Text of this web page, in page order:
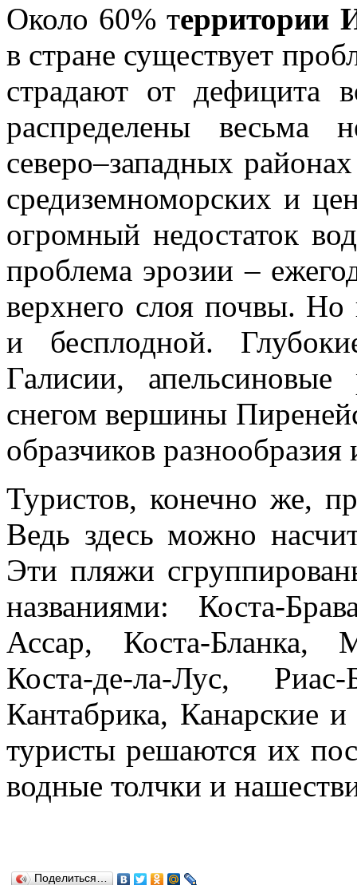
Около 60% территории
в стране существует
страдают от дефицита
распределены весьма
северо–западных
средиземноморских и
огромный недостаток
проблема эрозии –
верхнего слоя почвы. Но
и бесплодной.
Галисии,
снегом вершины
образчиков
Туристов, конечно же,
Ведь здесь можно
Эти пляжи
названиями: Коста-
Ассар, Коста-Бланка,
Коста-де-ла-Лус,
Кантабрика, Канарские
туристы решаются их
водные толчки и
Поделиться…